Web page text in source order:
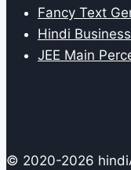
Fancy Text
Hindi
JEE Main
© 2020-2026